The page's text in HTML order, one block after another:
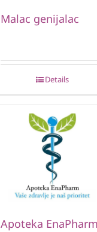
Malac genijalac
Details
Apoteka EnaPharm